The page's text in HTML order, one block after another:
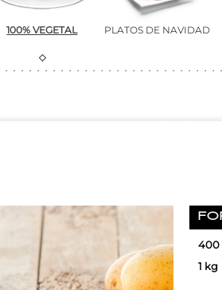
100% VEGETAL PLATOS DE NAVIDAD
400
1 kg